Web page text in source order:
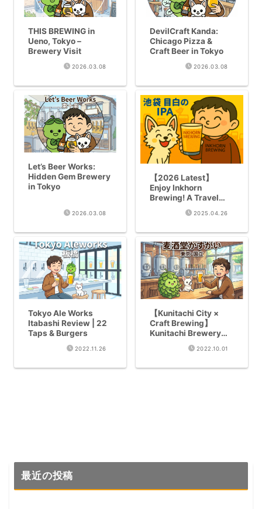
THIS BREWING in
Ueno, Tokyo –
Brewery Visit
2026.03.08
DevilCraft Kanda:
Chicago Pizza &
Craft Beer in Tokyo
2026.03.08
Let’s Beer Works:
Hidden Gem Brewery
in Tokyo
2026.03.08
【2026 Latest】
Enjoy Inkhorn
Brewing! A Travel
Guide to Craft Beer in
2025.04.26
Tokyo Ale Works
Itabashi Review | 22
Taps & Burgers
2022.11.26
【Kunitachi City ×
Craft Brewing】
Kunitachi Brewery
Bakushudo Kasugai
Complete Review
2022.10.01
最近の投稿